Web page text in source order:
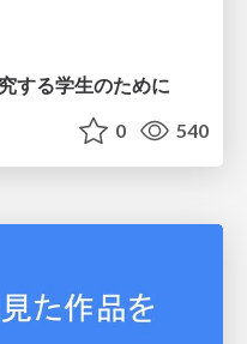
する学生のために
0 540